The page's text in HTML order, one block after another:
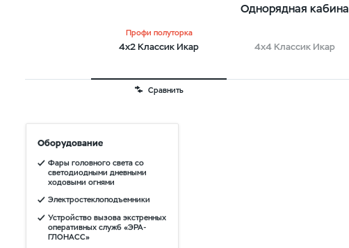
Однорядная кабина
Профи полуторка
4х2 Классик Икар
Сравнить
4х4 Классик Икар
Оборудование
Фары головного света со
светодиодными дневными
ходовыми огнями
Электростеклоподъемники
Устройство вызова экстренных
оперативных служб «ЭРА-
ГЛОНАСС»